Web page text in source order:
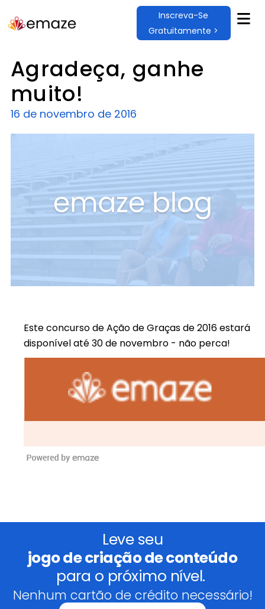
Inscreva-Se
Gratuitamente >
Agradeça, ganhe
muito!
16 de novembro de 2016
Este concurso de Ação de Graças de 2016 estará
disponível até 30 de novembro - não perca!
Leve seu
jogo de criação de conteúdo
para o próximo nível.
Nenhum cartão de crédito necessário!